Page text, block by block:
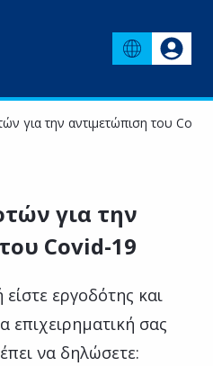
για την αντιμετώπιση του
για την
Covid-19
εργοδότης και
επιχειρηματική σας
να δηλώσετε: